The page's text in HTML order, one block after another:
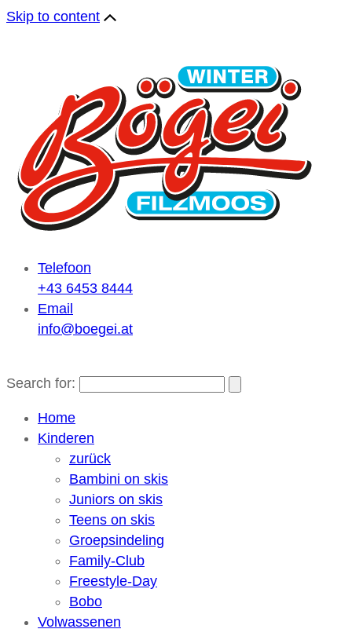
Skip to content
Telefoon
+43 6453 8444
Email
info@boegei.at
Search for:
Home
Kinderen
zurück
Bambini on skis
Juniors on skis
Teens on skis
Groepsindeling
Family-Club
Freestyle-Day
Bobo
Volwassenen